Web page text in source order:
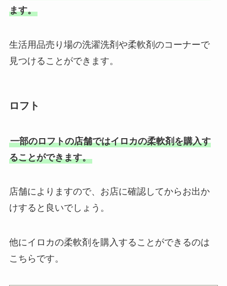
ます。
生活用品売り場の洗濯洗剤や柔軟剤のコーナーで
見つけることができます。
ロフト
一部のロフトの店舗ではイロカの柔軟剤を購入す
ることができます。
店舗によりますので、お店に確認してからお出か
けすると良いでしょう。
他にイロカの柔軟剤を購入することができるのは
こちらです。